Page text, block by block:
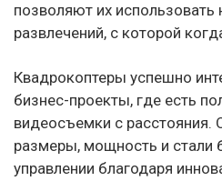
позволяют их использовать
развлечений, с которой
Квадрокоптеры успешно
бизнес-проекты, где есть
видеосъемки с расстояния.
размеры, мощность и стали
управлении благодаря